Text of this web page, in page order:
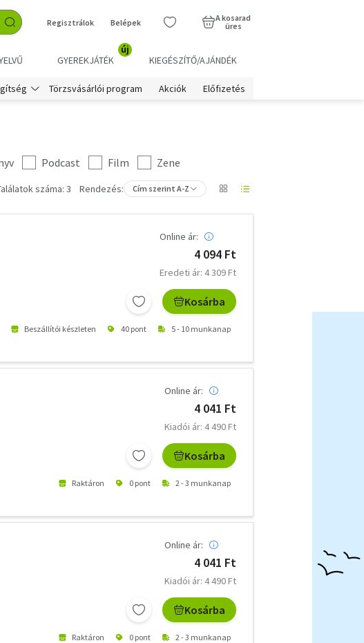
Regisztrálok Belépek
A kosarad
üres
GYEREKJÁTÉK
új
KIEGÉSZÍTŐ/AJÁNDÉK
Törzsvásárlói program Akciók Előfizetés
Podcast Film
Zene
száma: 3 Rendezés: Cím szerint A-Z
Online ár:
4 094 Ft
Eredeti ár: 4 309 Ft
Kosárba
Beszállítói készleten 40 pont 5 - 10 munkanap
Online ár:
4 041 Ft
Kiadói ár: 4 490 Ft
Kosárba
Raktáron 0 pont 2 - 3 munkanap
Online ár:
4 041 Ft
Kiadói ár: 4 490 Ft
Kosárba
Raktáron 0 pont 2 - 3 munkanap